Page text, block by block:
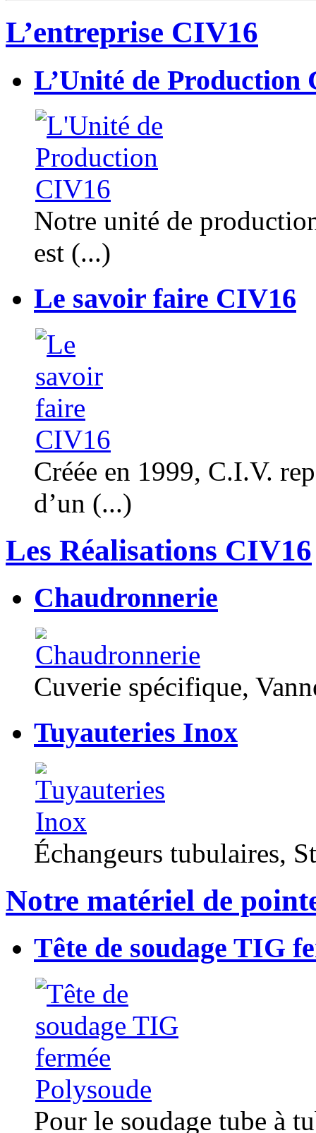
L’entreprise CIV16
L’Unité de Production
Notre unité de
est (...)
Le savoir faire CIV16
Créée en 1999, C.I.V.
d’un (...)
Les Réalisations CIV16
Chaudronnerie
Cuverie spécifique,
Tuyauteries Inox
Échangeurs tubulaires,
Notre matériel de
Tête de soudage TIG
Pour le soudage tube à